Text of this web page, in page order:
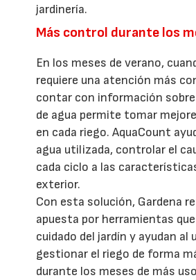
jardinería.
Más control durante los
En los meses de verano,
requiere una atención más
contar con información
de agua permite tomar
en cada riego. AquaCount
agua utilizada, controlar el
cada ciclo a las
exterior.
Con esta solución, Gardena
apuesta por herramientas
cuidado del jardín y ayudan al
gestionar el riego de forma
durante los meses de más